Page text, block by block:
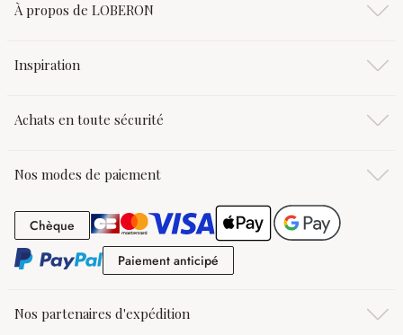
À propos de LOBERON
Inspiration
Achats en toute sécurité
Nos modes de paiement
Chèque Chèque
Paiement anticipé
Nos partenaires d'expédition